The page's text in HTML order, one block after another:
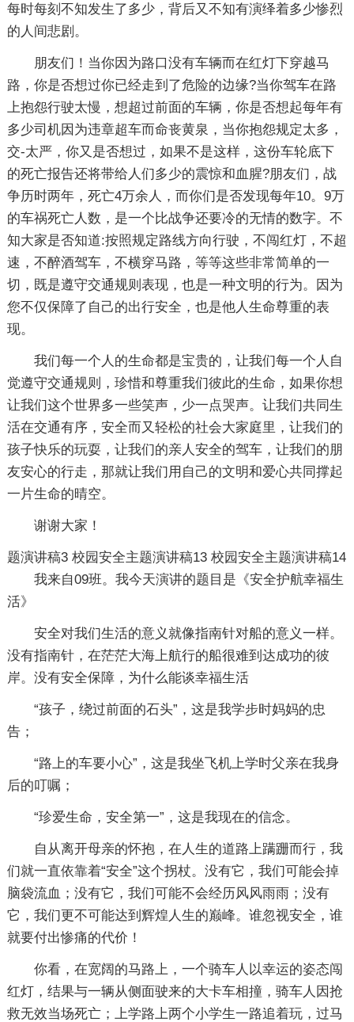
每时每刻不知发生了多少，背后又不知有演绎着多少惨烈
的人间悲剧。
朋友们！当你因为路口没有车辆而在红灯下穿越马
路，你是否想过你已经走到了危险的边缘?当你驾车在路
上抱怨行驶太慢，想超过前面的车辆，你是否想起每年有
多少司机因为违章超车而命丧黄泉，当你抱怨规定太多，
交-太严，你又是否想过，如果不是这样，这份车轮底下
的死亡报告还将带给人们多少的震惊和血腥?朋友们，战
争历时两年，死亡4万余人，而你们是否发现每年10。9万
的车祸死亡人数，是一个比战争还要冷的无情的数字。不
知大家是否知道:按照规定路线方向行驶，不闯红灯，不超
速，不醉酒驾车，不横穿马路，等等这些非常简单的一
切，既是遵守交通规则表现，也是一种文明的行为。因为
您不仅保障了自己的出行安全，也是他人生命尊重的表
现。
我们每一个人的生命都是宝贵的，让我们每一个人自
觉遵守交通规则，珍惜和尊重我们彼此的生命，如果你想
让我们这个世界多一些笑声，少一点哭声。让我们共同生
活在交通有序，安全而又轻松的社会大家庭里，让我们的
孩子快乐的玩耍，让我们的亲人安全的驾车，让我们的朋
友安心的行走，那就让我们用自己的文明和爱心共同撑起
一片生命的晴空。
谢谢大家！
题演讲稿3
我来自09班。我今天演讲的题目是《安全护航幸福生
活》
安全对我们生活的意义就像指南针对船的意义一样。
没有指南针，在茫茫大海上航行的船很难到达成功的彼
岸。没有安全保障，为什么能谈幸福生活
“孩子，绕过前面的石头”，这是我学步时妈妈的忠
告；
“路上的车要小心”，这是我坐飞机上学时父亲在我身
后的叮嘱；
“珍爱生命，安全第一”，这是我现在的信念。
自从离开母亲的怀抱，在人生的道路上蹒跚而行，我
们就一直依靠着“安全”这个拐杖。没有它，我们可能会掉
脑袋流血；没有它，我们可能不会经历风风雨雨；没有
它，我们更不可能达到辉煌人生的巅峰。谁忽视安全，谁
就要付出惨痛的代价！
你看，在宽阔的马路上，一个骑车人以幸运的姿态闯
红灯，结果与一辆从侧面驶来的大卡车相撞，骑车人因抢
救无效当场死亡；上学路上两个小学生一路追着玩，过马
校园安全主题演讲稿13 校园安全主题演讲稿14